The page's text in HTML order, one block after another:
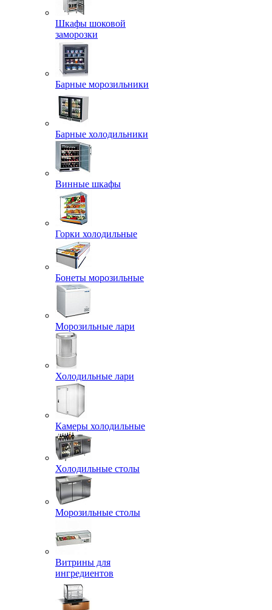
Шкафы шоковой
заморозки
Барные морозильники
Барные холодильники
Винные шкафы
Горки холодильные
Бонеты морозильные
Морозильные лари
Холодильные лари
Камеры холодильные
Холодильные столы
Морозильные столы
Витрины для
ингредиентов